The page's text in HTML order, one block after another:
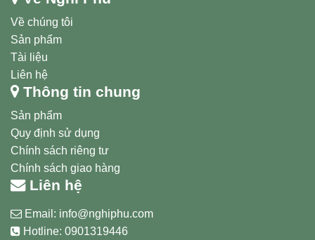
Về chúng tôi
Sản phẩm
Tài liệu
Liên hệ
Thông tin chung
Sản phẩm
Quy định sử dụng
Chính sách riêng tư
Chính sách giao hàng
Liên hệ
Email: info@nghiphu.com
Hotline: 0901319446